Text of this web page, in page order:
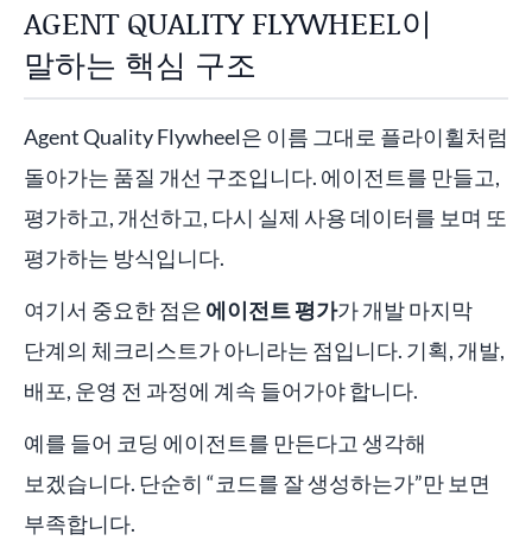
AGENT QUALITY FLYWHEEL이
말하는 핵심 구조
Agent Quality Flywheel은 이름 그대로 플라이휠처럼
돌아가는 품질 개선 구조입니다. 에이전트를 만들고,
평가하고, 개선하고, 다시 실제 사용 데이터를 보며 또
평가하는 방식입니다.
여기서 중요한 점은 에이전트 평가가 개발 마지막
단계의 체크리스트가 아니라는 점입니다. 기획, 개발,
배포, 운영 전 과정에 계속 들어가야 합니다.
예를 들어 코딩 에이전트를 만든다고 생각해
보겠습니다. 단순히 “코드를 잘 생성하는가”만 보면
부족합니다.